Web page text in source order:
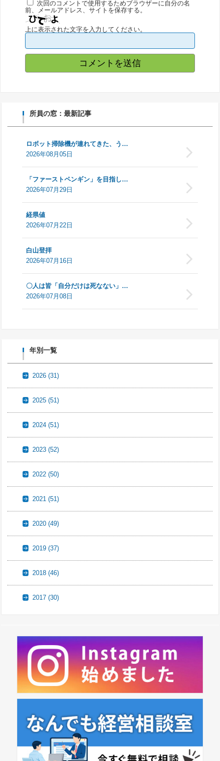
次回のコメントで使用するためブラウザーに自分の名
前、メールアドレス、サイトを保存する。
上に表示された文字を入力してください。
所員の窓：最新記事
ロボット掃除機が連れてきた、う…
2026年08月05日
「ファーストペンギン」を目指し…
2026年07月29日
経県値
2026年07月22日
白山登拝
2026年07月16日
〇人は皆「自分だけは死なない」…
2026年07月08日
年別一覧
2026(31)
2025(51)
2024(51)
2023(52)
2022(50)
2021(51)
2020(49)
2019(37)
2018(46)
2017(30)